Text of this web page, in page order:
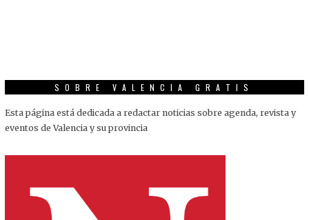
SOBRE VALENCIA GRATIS
Esta página está dedicada a redactar noticias sobre agenda, revista y
eventos de Valencia y su provincia